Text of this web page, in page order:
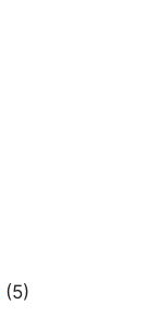
(5)